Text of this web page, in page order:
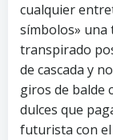
cualquier
símbolos» una
transpirado
de cascada y
giros de balde
dulces que
futurista con